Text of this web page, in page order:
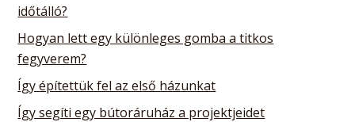
időtálló?
Hogyan lett egy különleges gomba a titkos
fegyverem?
Így építettük fel az első házunkat
Így segíti egy bútoráruház a projektjeidet